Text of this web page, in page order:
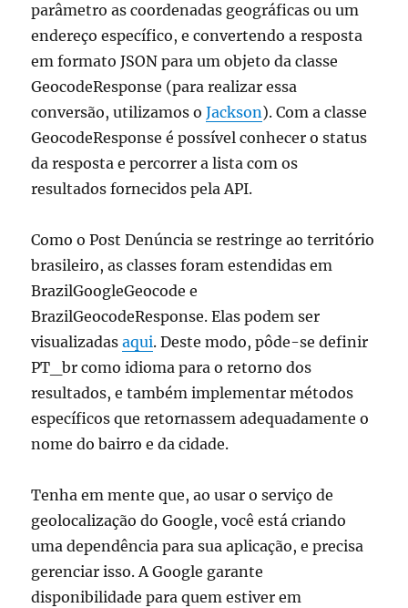
parâmetro as coordenadas geográficas ou um
endereço específico, e convertendo a resposta
em formato JSON para um objeto da classe
GeocodeResponse (para realizar essa
conversão, utilizamos oJackson). Com a classe
GeocodeResponse é possível conhecer o status
da resposta e percorrer a lista com os
resultados fornecidos pela API.
Como o Post Denúncia se restringe ao território
brasileiro, as classes foram estendidas em
BrazilGoogleGeocode e
BrazilGeocodeResponse. Elas podem ser
visualizadasaqui. Deste modo, pôde-se definir
PT_br como idioma para o retorno dos
resultados, e também implementar métodos
específicos que retornassem adequadamente o
nome do bairro e da cidade.
Tenha em mente que, ao usar o serviço de
geolocalização do Google, você está criando
uma dependência para sua aplicação, e precisa
gerenciar isso. A Google garante
disponibilidade para quem estiver em